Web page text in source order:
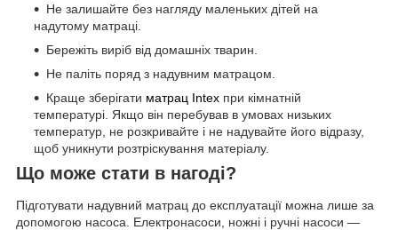
Не залишайте без нагляду маленьких дітей на
надутому матраці.
Бережіть виріб від домашніх тварин.
Не паліть поряд з надувним матрацом.
Краще зберігати матрац Intex при кімнатній
температурі. Якщо він перебував в умовах низьких
температур, не розкривайте і не надувайте його відразу,
щоб уникнути розтріскування матеріалу.
Що може стати в нагоді?
Підготувати надувний матрац до експлуатації можна лише за
допомогою насоса. Електронасоси, ножні і ручні насоси —